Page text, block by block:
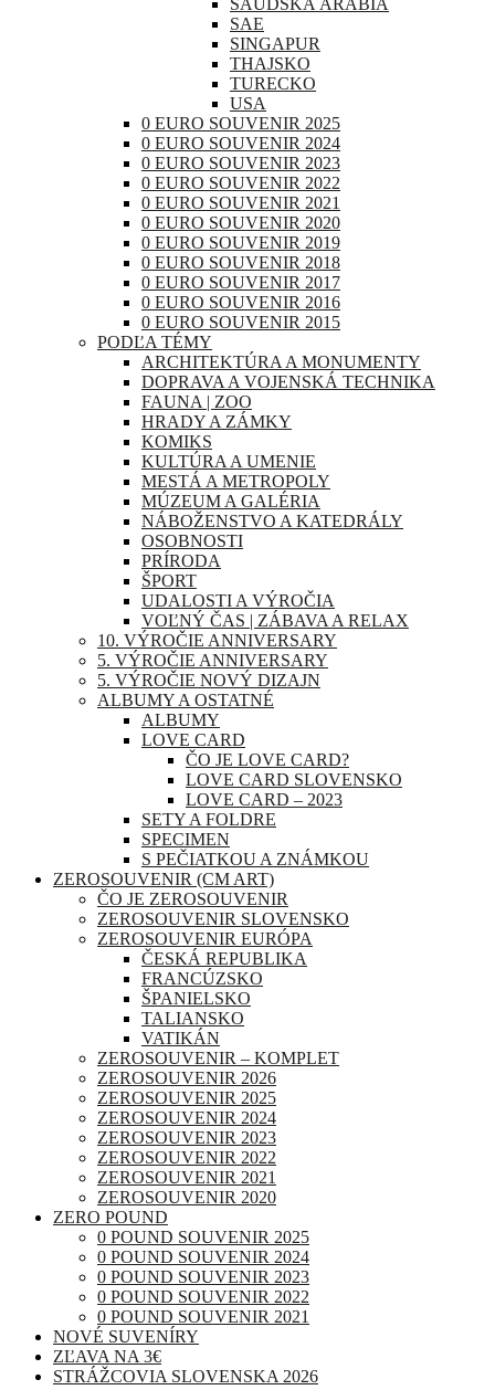
SAUDSKÁ ARÁBIA
SAE
SINGAPUR
THAJSKO
TURECKO
USA
0 EURO SOUVENIR 2025
0 EURO SOUVENIR 2024
0 EURO SOUVENIR 2023
0 EURO SOUVENIR 2022
0 EURO SOUVENIR 2021
0 EURO SOUVENIR 2020
0 EURO SOUVENIR 2019
0 EURO SOUVENIR 2018
0 EURO SOUVENIR 2017
0 EURO SOUVENIR 2016
0 EURO SOUVENIR 2015
PODĽA TÉMY
ARCHITEKTÚRA A MONUMENTY
DOPRAVA A VOJENSKÁ TECHNIKA
FAUNA | ZOO
HRADY A ZÁMKY
KOMIKS
KULTÚRA A UMENIE
MESTÁ A METROPOLY
MÚZEUM A GALÉRIA
NÁBOŽENSTVO A KATEDRÁLY
OSOBNOSTI
PRÍRODA
ŠPORT
UDALOSTI A VÝROČIA
VOĽNÝ ČAS | ZÁBAVA A RELAX
10. VÝROČIE ANNIVERSARY
5. VÝROČIE ANNIVERSARY
5. VÝROČIE NOVÝ DIZAJN
ALBUMY A OSTATNÉ
ALBUMY
LOVE CARD
ČO JE LOVE CARD?
LOVE CARD SLOVENSKO
LOVE CARD – 2023
SETY A FOLDRE
SPECIMEN
S PEČIATKOU A ZNÁMKOU
ZEROSOUVENIR (CM ART)
ČO JE ZEROSOUVENIR
ZEROSOUVENIR SLOVENSKO
ZEROSOUVENIR EURÓPA
ČESKÁ REPUBLIKA
FRANCÚZSKO
ŠPANIELSKO
TALIANSKO
VATIKÁN
ZEROSOUVENIR – KOMPLET
ZEROSOUVENIR 2026
ZEROSOUVENIR 2025
ZEROSOUVENIR 2024
ZEROSOUVENIR 2023
ZEROSOUVENIR 2022
ZEROSOUVENIR 2021
ZEROSOUVENIR 2020
ZERO POUND
0 POUND SOUVENIR 2025
0 POUND SOUVENIR 2024
0 POUND SOUVENIR 2023
0 POUND SOUVENIR 2022
0 POUND SOUVENIR 2021
NOVÉ SUVENÍRY
ZĽAVA NA 3€
STRÁŽCOVIA SLOVENSKA 2026